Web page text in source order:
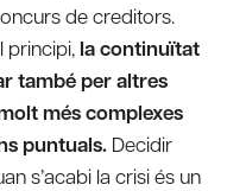
de creditors.
principi, la continuïtat
també per altres
més complexes
puntuals. Decidir
s’acabi la crisi és un